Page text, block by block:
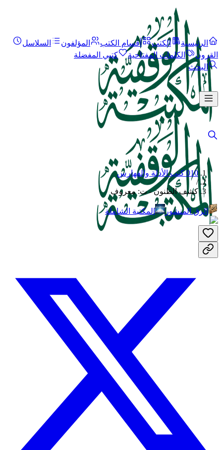
الرئيسية الكتب أقسام الكتب المؤلفون
السلاسل
القرون
الكلمات المفتاحية
كتبي المفضلة
البحث
010 كتب الأدلة والفهارس
/
كشف الظنون - ت: معروف
الرق المنشور المكتبة الشاملة